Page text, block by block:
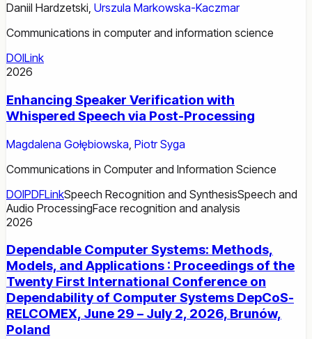
Daniil Hardzetski, Urszula Markowska-Kaczmar
Communications in computer and information science
DOILink
2026
Enhancing Speaker Verification with
Whispered Speech via Post-Processing
Magdalena Gołębiowska Piotr Syga
Communications in Computer and Information Science
DOIPDFLinkSpeech Recognition and SynthesisSpeech and
Audio ProcessingFace recognition and analysis
2026
Dependable Computer Systems: Methods,
Models, and Applications : Proceedings of the
Twenty First International Conference on
Dependability of Computer Systems DepCoS-
RELCOMEX, June 29 – July 2, 2026, Brunów,
Poland